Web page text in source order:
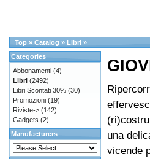
Top » Catalog » Libri »
una
vicende
Categories
Abbonamenti (4)
Libri (2492)
Libri Scontati 30% (30)
Promozioni (19)
Riviste-> (142)
Gadgets (2)
Manufacturers